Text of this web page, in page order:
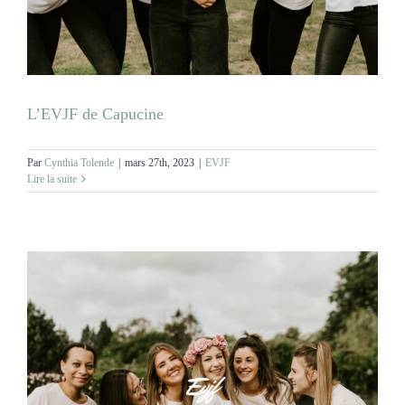
NOS ACTIVITES
CGV
L’EVJF de Capucine
Par Cynthia Tolende | mars 27th, 2023 | EVJF
Lire la suite